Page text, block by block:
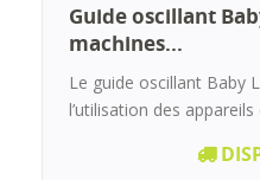
Guide oscillant
machines...
Le guide oscillant Baby
l’utilisation des appareils